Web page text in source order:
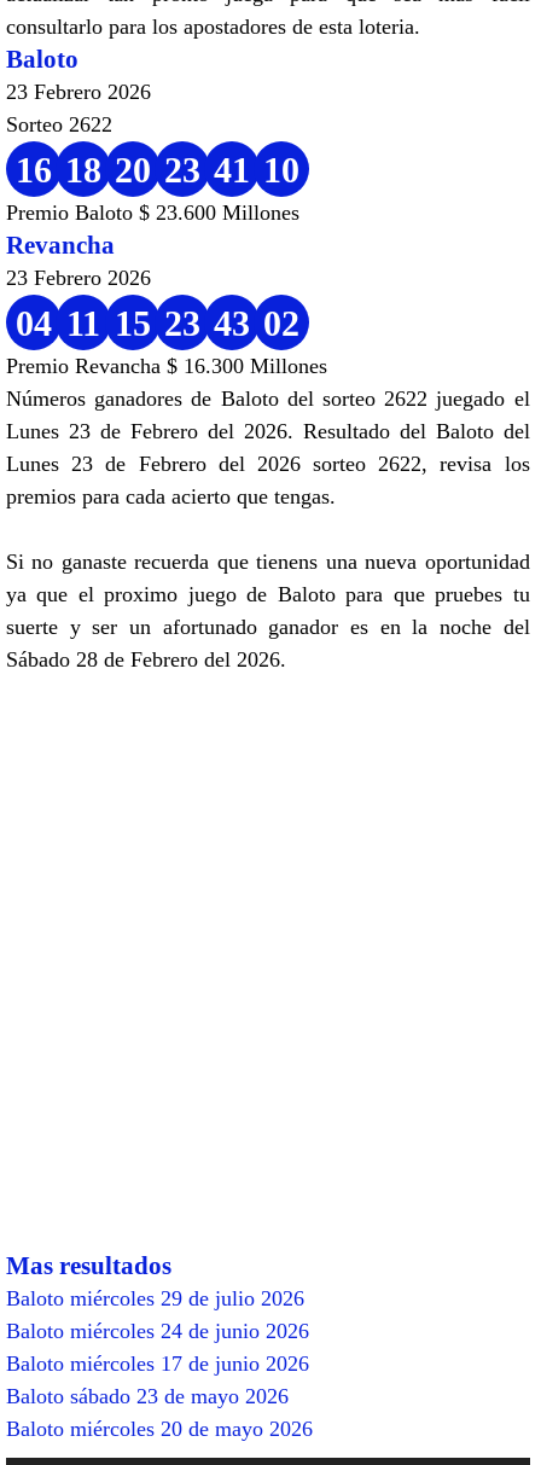
consultarlo para los apostadores de esta loteria.
Baloto
23 Febrero 2026
Sorteo 2622
16 18 20 23 41 10
Premio Baloto $ 23.600 Millones
Revancha
23 Febrero 2026
04 11 15 23 43 02
Premio Revancha $ 16.300 Millones
Números ganadores de Baloto del sorteo 2622 juegado el
Lunes 23 de Febrero del 2026. Resultado del Baloto del
Lunes 23 de Febrero del 2026 sorteo 2622, revisa los
premios para cada acierto que tengas.
Si no ganaste recuerda que tienens una nueva oportunidad
ya que el proximo juego de Baloto para que pruebes tu
suerte y ser un afortunado ganador es en la noche del
Sábado 28 de Febrero del 2026.
Mas resultados
Baloto miércoles 29 de julio 2026
Baloto miércoles 24 de junio 2026
Baloto miércoles 17 de junio 2026
Baloto sábado 23 de mayo 2026
Baloto miércoles 20 de mayo 2026